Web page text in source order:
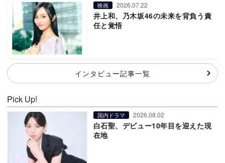
映画 2026.07.22
井上和、乃木坂46の未来を背負う責
任と覚悟
インタビュー記事一覧
Pick Up!
国内ドラマ 2026.08.02
白石聖、デビュー10年目を迎えた現
在地